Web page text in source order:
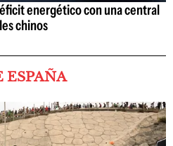
energético con una central
chinos
ESPAÑA